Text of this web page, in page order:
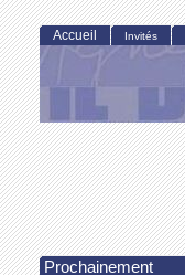
Accueil Invités
Prochainement